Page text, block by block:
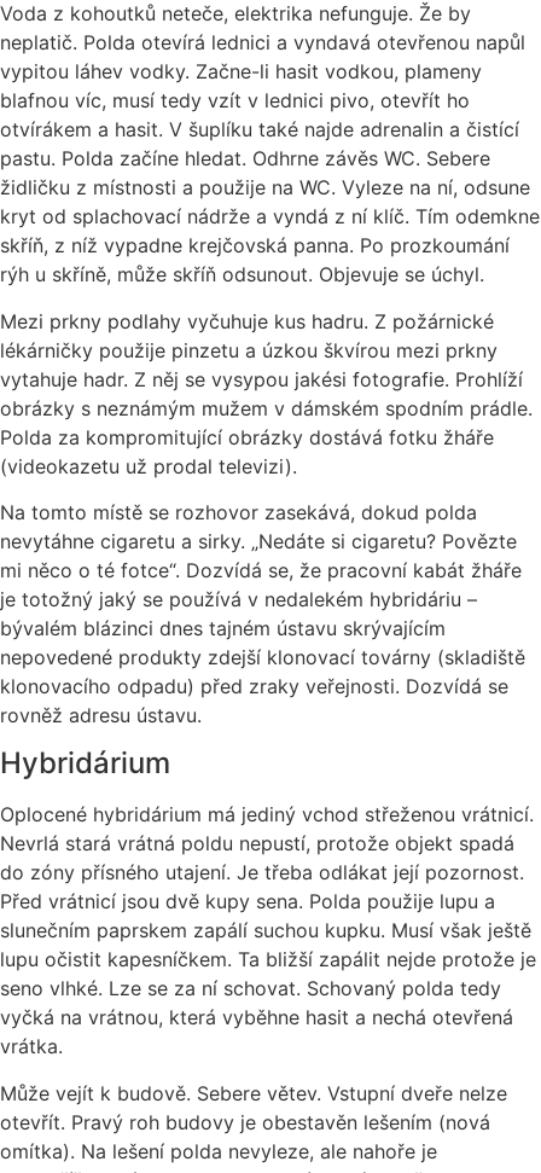
Voda z kohoutků neteče, elektrika nefunguje. Že by
neplatič. Polda otevírá lednici a vyndavá otevřenou napůl
vypitou láhev vodky. Začne-li hasit vodkou, plameny
blafnou víc, musí tedy vzít v lednici pivo, otevřít ho
otvírákem a hasit. V šuplíku také najde adrenalin a čistící
pastu. Polda začíne hledat. Odhrne závěs WC. Sebere
židličku z místnosti a použije na WC. Vyleze na ní, odsune
kryt od splachovací nádrže a vyndá z ní klíč. Tím odemkne
skříň, z níž vypadne krejčovská panna. Po prozkoumání
rýh u skříně, může skříň odsunout. Objevuje se úchyl.
Mezi prkny podlahy vyčuhuje kus hadru. Z požárnické
lékárničky použije pinzetu a úzkou škvírou mezi prkny
vytahuje hadr. Z něj se vysypou jakési fotografie. Prohlíží
obrázky s neznámým mužem v dámském spodním prádle.
Polda za kompromitující obrázky dostává fotku žháře
(videokazetu už prodal televizi).
Na tomto místě se rozhovor zasekává, dokud polda
nevytáhne cigaretu a sirky. „Nedáte si cigaretu? Povězte
mi něco o té fotce“. Dozvídá se, že pracovní kabát žháře
je totožný jaký se používá v nedalekém hybridáriu –
bývalém blázinci dnes tajném ústavu skrývajícím
nepovedené produkty zdejší klonovací továrny (skladiště
klonovacího odpadu) před zraky veřejnosti. Dozvídá se
rovněž adresu ústavu.
Hybridárium
Oplocené hybridárium má jediný vchod střeženou vrátnicí.
Nevrlá stará vrátná poldu nepustí, protože objekt spadá
do zóny přísného utajení. Je třeba odlákat její pozornost.
Před vrátnicí jsou dvě kupy sena. Polda použije lupu a
slunečním paprskem zapálí suchou kupku. Musí však ještě
lupu očistit kapesníčkem. Ta bližší zapálit nejde protože je
seno vlhké. Lze se za ní schovat. Schovaný polda tedy
vyčká na vrátnou, která vyběhne hasit a nechá otevřená
vrátka.
Může vejít k budově. Sebere větev. Vstupní dveře nelze
otevřít. Pravý roh budovy je obestavěn lešením (nová
omítka). Na lešení polda nevyleze, ale nahoře je